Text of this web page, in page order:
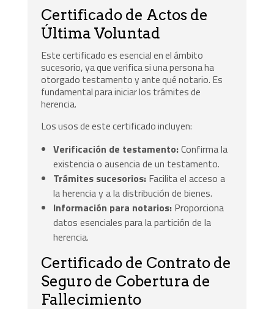
Certificado de Actos de
Última Voluntad
Este certificado es esencial en el ámbito
sucesorio, ya que verifica si una persona ha
otorgado testamento y ante qué notario. Es
fundamental para iniciar los trámites de
herencia.
Los usos de este certificado incluyen:
Verificación de testamento:Confirma la
existencia o ausencia de un testamento.
Trámites sucesorios: Facilita el acceso a
la herencia y a la distribución de bienes.
Información para notarios: Proporciona
datos esenciales para la partición de la
herencia.
Certificado de Contrato de
Seguro de Cobertura de
Fallecimiento